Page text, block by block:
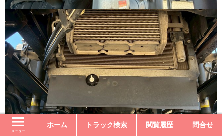
メニュー
ホーム トラック検索 閲覧履歴 問合せ